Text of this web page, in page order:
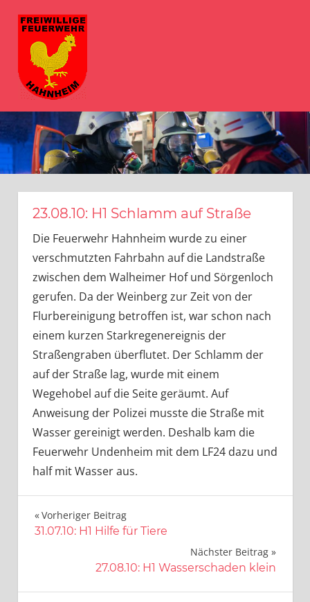
Inhalt
springen
Willkommen
bei
der
Freiwilligen
Hahnheim
23.08.10: H1 Schlamm auf Straße
Die Feuerwehr Hahnheim wurde zu einer
verschmutzten Fahrbahn auf die Landstraße
zwischen dem Walheimer Hof und Sörgenloch
gerufen. Da der Weinberg zur Zeit von der
Flurbereinigung betroffen ist, war schon nach
einem kurzen Starkregenereignis der
Straßengraben überflutet. Der Schlamm der
auf der Straße lag, wurde mit einem
Wegehobel auf die Seite geräumt. Auf
Anweisung der Polizei musste die Straße mit
Wasser gereinigt werden. Deshalb kam die
Feuerwehr Undenheim mit dem LF24 dazu und
half mit Wasser aus.
Beitragsnavigation
Vorheriger Beitrag
31.07.10: H1 Hilfe für Tiere
Nächster Beitrag
27.08.10: H1 Wasserschaden klein